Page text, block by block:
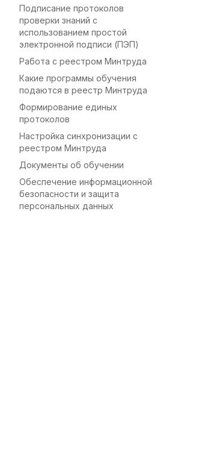
Подписание протоколов
проверки знаний с
использованием простой
электронной подписи (ПЭП)
Работа с реестром Минтруда
Какие программы обучения
подаются в реестр Минтруда
Формирование единых
протоколов
Настройка синхронизации с
реестром Минтруда
Документы об обучении
Обеспечение информационной
безопасности и защита
персональных данных